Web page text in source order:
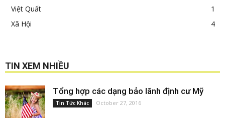
Việt Quất
1
Xã Hội
4
TIN XEM NHIỀU
Tổng hợp các dạng bảo lãnh định cư Mỹ
Tin Tức Khác October 27, 2016